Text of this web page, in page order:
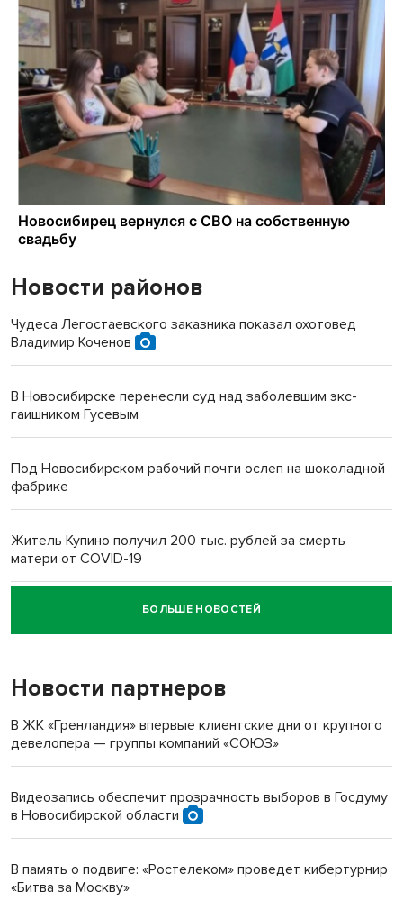
Новости районов
Чудеса Легостаевского заказника показал охотовед
Владимир Коченов
В Новосибирске перенесли суд над заболевшим экс-
гаишником Гусевым
Под Новосибирском рабочий почти ослеп на шоколадной
фабрике
Житель Купино получил 200 тыс. рублей за смерть
матери от COVID-19
Новосибирский суд наказал водителя за смерть
пенсионерки на вокзале
БОЛЬШЕ НОВОСТЕЙ
Новости партнеров
В ЖК «Гренландия» впервые клиентские дни от крупного
девелопера — группы компаний «СОЮЗ»
Видеозапись обеспечит прозрачность выборов в Госдуму
в Новосибирской области
В память о подвиге: «Ростелеком» проведет кибертурнир
«Битва за Москву»